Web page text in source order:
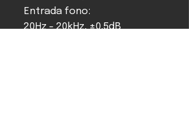
Entrada fono:
20Hz - 20kHz, ±0,5dB